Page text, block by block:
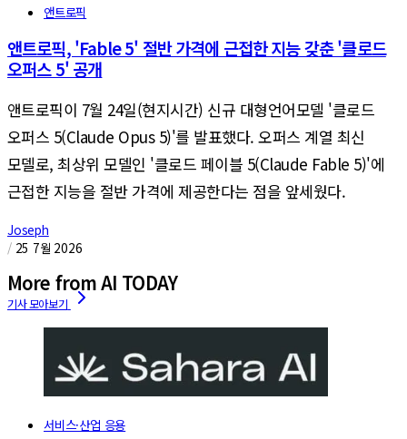
앤트로픽
앤트로픽, 'Fable 5' 절반 가격에 근접한 지능 갖춘 '클로드
오퍼스 5' 공개
앤트로픽이 7월 24일(현지시간) 신규 대형언어모델 '클로드
오퍼스 5(Claude Opus 5)'를 발표했다. 오퍼스 계열 최신
모델로, 최상위 모델인 '클로드 페이블 5(Claude Fable 5)'에
근접한 지능을 절반 가격에 제공한다는 점을 앞세웠다.
Joseph
/ 25 7월 2026
More from AI TODAY
서비스·산업 응용